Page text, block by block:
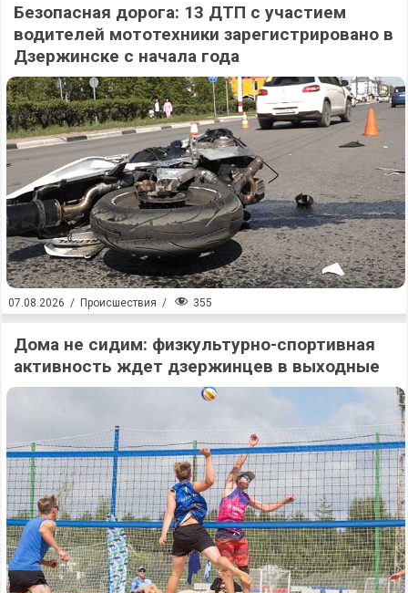
Безопасная дорога: 13 ДТП с участием
водителей мототехники зарегистрировано в
Дзержинске с начала года
07.08.2026 / Происшествия / 355
Дома не сидим: физкультурно-спортивная
активность ждет дзержинцев в выходные